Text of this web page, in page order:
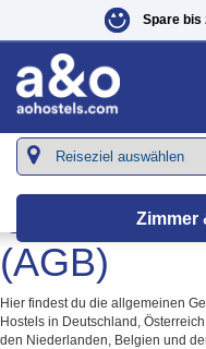
Spare bis
Zimmer
Allgemeine
(AGB)
Hier findest du die allgemeinen
Hostels in Deutschland,
den Niederlanden, Belgien und